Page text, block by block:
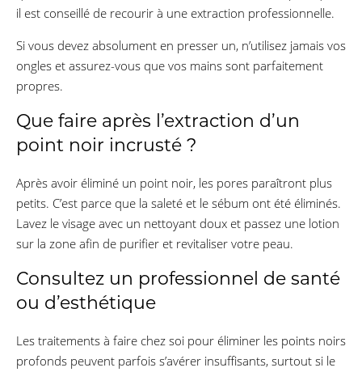
il est conseillé de recourir à une extraction professionnelle.
Si vous devez absolument en presser un, n’utilisez jamais vos
ongles et assurez-vous que vos mains sont parfaitement
propres.
Que faire après l’extraction d’un
point noir incrusté ?
Après avoir éliminé un point noir, les pores paraîtront plus
petits. C’est parce que la saleté et le sébum ont été éliminés.
Lavez le visage avec un nettoyant doux et passez une lotion
sur la zone afin de purifier et revitaliser votre peau.
Consultez un professionnel de santé
ou d’esthétique
Les traitements à faire chez soi pour éliminer les points noirs
profonds peuvent parfois s’avérer insuffisants, surtout si le